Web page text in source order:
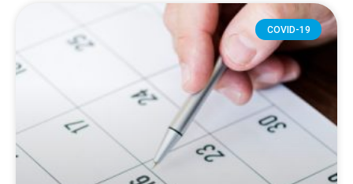
COVID-19